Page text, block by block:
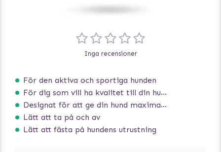
För den aktiva och sportiga hunden
För dig som vill ha kvalitet till din hund!
Designat för att ge din hund maximal komfort
Lätt att ta på och av
Lätt att fästa på hundens utrustning
Inga recensioner